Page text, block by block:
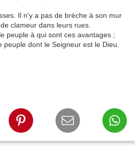
Il n'y a pas de brèche à son mur
clameur dans leurs rues.
peuple à qui sont ces avantages ;
dont le Seigneur est le Dieu.